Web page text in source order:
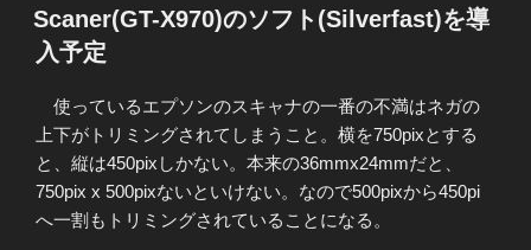
稿
日:
Scaner(GT-X970)のソフト(Silverfast)を導
入予定
使っているエプソンのスキャナの一番の不満はネガの
上下がトリミングされてしまうこと。横を750pixとする
と、縦は450pixしかない。本来の36mmx24mmだと、
750pix x 500pixないといけない。なので500pixから450pi
へ一割もトリミングされていることになる。